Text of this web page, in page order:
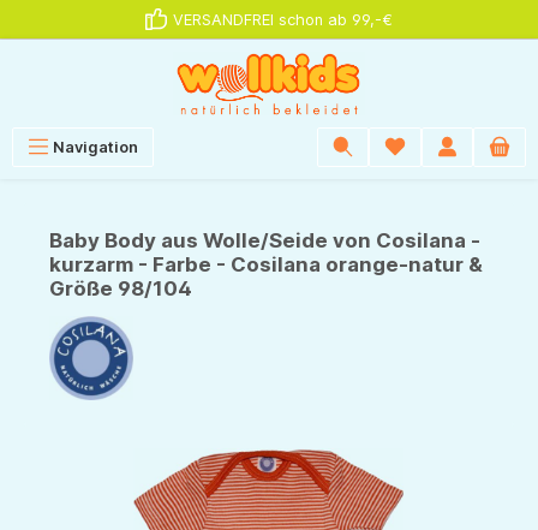
VERSANDFREI schon ab 99,-€
Navigation
Baby Body aus Wolle/Seide von Cosilana -
kurzarm - Farbe - Cosilana orange-natur &
Größe 98/104
Bildergalerie überspringen